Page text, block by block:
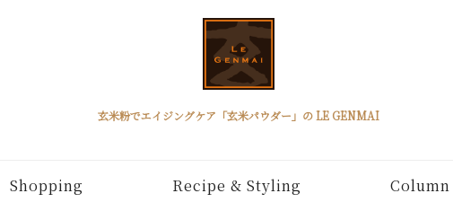
玄米粉でエイジングケア「玄米パウダー」の LE GENMAI
Shopping Recipe & Styling Column